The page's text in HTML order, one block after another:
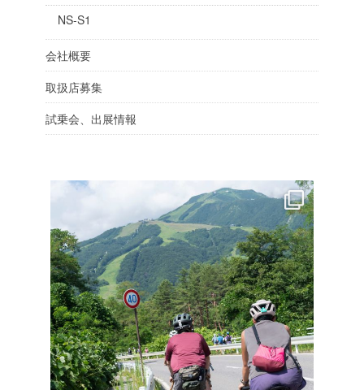
NS-S1
会社概要
取扱店募集
試乗会、出展情報